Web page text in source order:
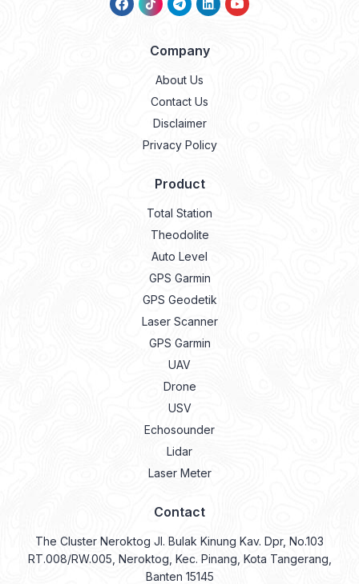
Company
About Us
Contact Us
Disclaimer
Privacy Policy
Product
Total Station
Theodolite
Auto Level
GPS Garmin
GPS Geodetik
Laser Scanner
GPS Garmin
UAV
Drone
USV
Echosounder
Lidar
Laser Meter
Contact
The Cluster Neroktog Jl. Bulak Kinung Kav. Dpr, No.103
RT.008/RW.005, Neroktog, Kec. Pinang, Kota Tangerang,
Banten 15145